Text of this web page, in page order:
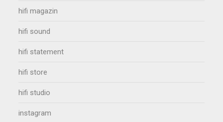
hifi magazin
hifi sound
hifi statement
hifi store
hifi studio
instagram